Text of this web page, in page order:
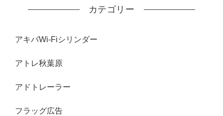
カテゴリー
アキバWi-Fiシリンダー
アトレ秋葉原
アドトレーラー
フラッグ広告